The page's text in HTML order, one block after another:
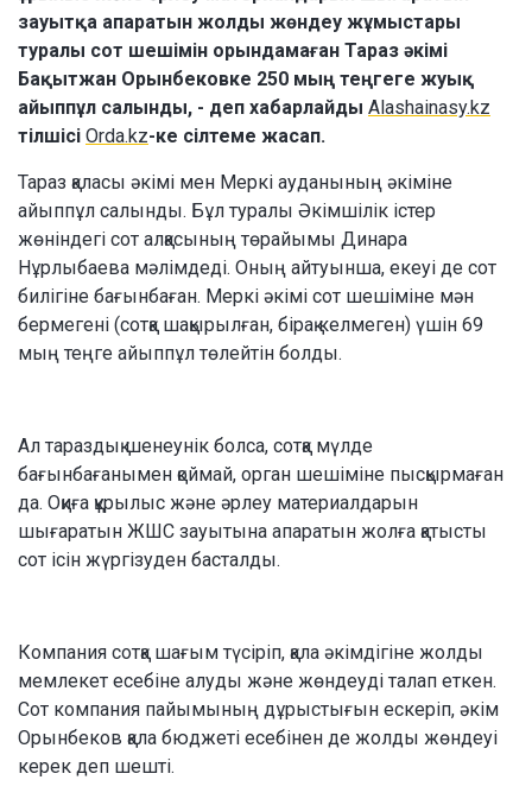
зауытқа апаратын жолды жөндеу жұмыстары
туралы сот шешімін орындамаған Тараз әкімі
Бақытжан Орынбековке 250 мың теңгеге жуық
айыппұл салынды, - деп хабарлайды Alashainasy.kz
тілшісі Оrda.kz-ке сілтеме жасап.
Тараз қаласы әкімі мен Меркі ауданының әкіміне
айыппұл салынды. Бұл туралы Әкімшілік істер
жөніндегі сот алқасының төрайымы Динара
Нұрлыбаева мәлімдеді. Оның айтуынша, екеуі де сот
билігіне бағынбаған. Меркі әкімі сот шешіміне мән
бермегені (сотқа шақырылған, бірақ келмеген) үшін 69
мың теңге айыппұл төлейтін болды.
Ал тараздық шенеунік болса, сотқа мүлде
бағынбағанымен қоймай, орган шешіміне пысқырмаған
да. Оқиға құрылыс және әрлеу материалдарын
шығаратын ЖШС зауытына апаратын жолға қатысты
сот ісін жүргізуден басталды.
Компания сотқа шағым түсіріп, қала әкімдігіне жолды
мемлекет есебіне алуды және жөндеуді талап еткен.
Сот компания пайымының дұрыстығын ескеріп, әкім
Орынбеков қала бюджеті есебінен де жолды жөндеуі
керек деп шешті.